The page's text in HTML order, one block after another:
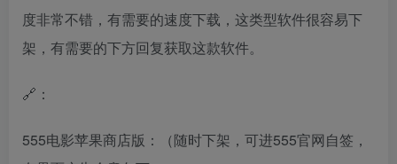
度非常不错，有需要的速度下载，这类型软件很容易下
架，有需要的下方回复获取这款软件。
🔗：
555电影苹果商店版：（随时下架，可进555官网自签，